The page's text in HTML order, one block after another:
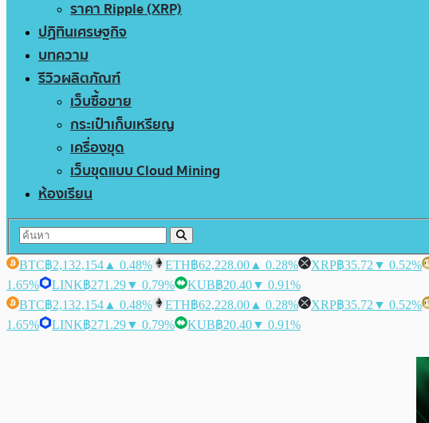
ราคา Ripple (XRP)
ปฏิทินเศรษฐกิจ
บทความ
รีวิวผลิตภัณฑ์
เว็บซื้อขาย
กระเป๋าเก็บเหรียญ
เครื่องขุด
เว็บขุดแบบ Cloud Mining
ห้องเรียน
BTC฿2,132,154 ▲ 0.48% ETH฿62,228.00 ▲ 0.28% XRP฿35.72 ▼ 0.52%
1.65%
LINK฿271.29▼ 0.79% KUB฿20.40▼ 0.91%
BTC฿2,132,154 ▲ 0.48% ETH฿62,228.00 ▲ 0.28% XRP฿35.72 ▼ 0.52%
1.65%
LINK฿271.29▼ 0.79% KUB฿20.40▼ 0.91%